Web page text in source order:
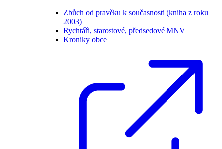
Zbůch od pravěku k současnosti (kniha z roku
2003)
Rychtáři, starostové, předsedové MNV
Kroniky obce